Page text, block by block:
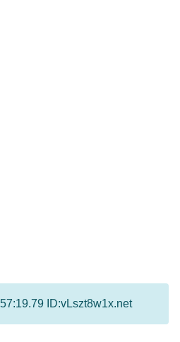
ID:vLszt8w1x.net